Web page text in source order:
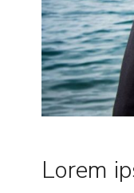
Lorem